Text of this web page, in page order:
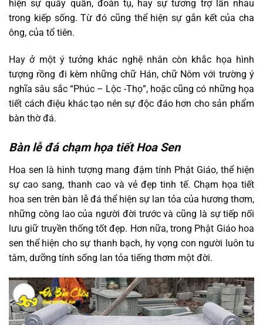
hiện sự quây quần, đoàn tụ, hay sự tương trợ lẫn nhau
trong kiếp sống. Từ đó cũng thể hiện sự gắn kết của cha
ông, của tổ tiên.
Hay ở một ý tưởng khác nghệ nhân còn khắc họa hình
tượng rồng đi kèm những chữ Hán, chữ Nôm với trường ý
nghĩa sâu sắc “Phúc – Lộc -Thọ”, hoặc cũng có những họa
tiết cách điệu khác tạo nên sự độc đáo hơn cho sản phẩm
bàn thờ đá.
Bàn lễ đá chạm họa tiết Hoa Sen
Hoa sen là hình tượng mang đậm tính Phật Giáo, thể hiện
sự cao sang, thanh cao và vẻ đẹp tinh tế. Chạm họa tiết
hoa sen trên bàn lễ đá thể hiện sự lan tỏa của hương thơm,
những công lao của người đời trước và cũng là sự tiếp nối
lưu giữ truyền thống tốt đẹp. Hơn nữa, trong Phật Giáo hoa
sen thể hiện cho sự thanh bạch, hy vọng con người luôn tu
tâm, dưỡng tính sống lan tỏa tiếng thơm một đời.